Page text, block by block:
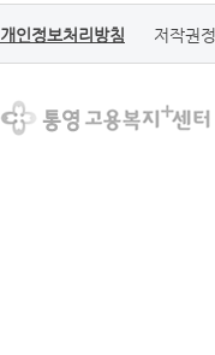
개인정보처리방침 저작권